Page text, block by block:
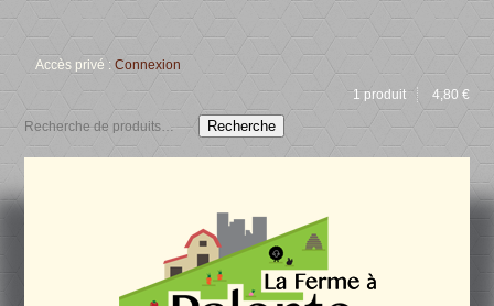
Accès privé :Connexion
1 produit
4,80 €
Recherche